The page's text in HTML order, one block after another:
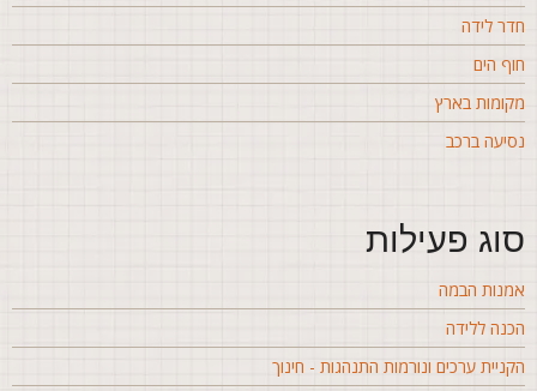
לידה
הים
בארץ
ברכב
פעילות
הבמה
ללידה
ערכים ונורמות התנהגות - חינוך